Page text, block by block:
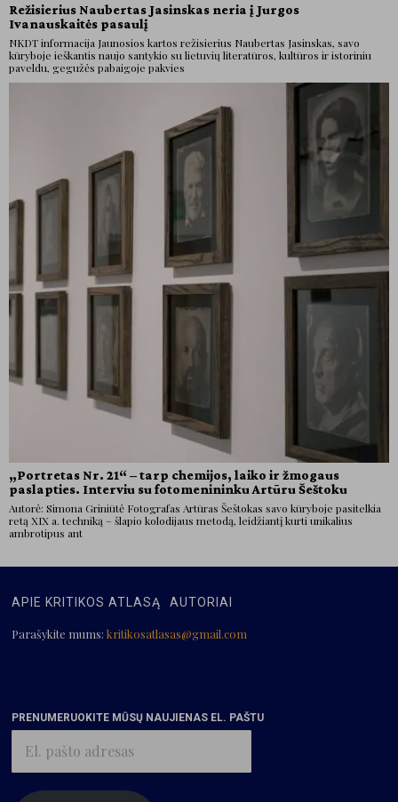
Režisierius Naubertas Jasinskas neria į Jurgos
Ivanauskaitės pasaulį
NKDT informacija Jaunosios kartos režisierius Naubertas Jasinskas, savo
kūryboje ieškantis naujo santykio su lietuvių literatūros, kultūros ir istoriniu
paveldu, gegužės pabaigoje pakvies
„Portretas Nr. 21“ – tarp chemijos, laiko ir žmogaus
paslapties. Interviu su fotomenininku Artūru Šeštoku
Autorė: Simona Griniūtė Fotografas Artūras Šeštokas savo kūryboje pasitelkia
retą XIX a. techniką – šlapio kolodijaus metodą, leidžiantį kurti unikalius
ambrotipus ant
APIE KRITIKOS ATLASĄ AUTORIAI
Parašykite mums:kritikosatlasas@gmail.com
PRENUMERUOKITE MŪSŲ NAUJIENAS EL. PAŠTU
pašto
adresas